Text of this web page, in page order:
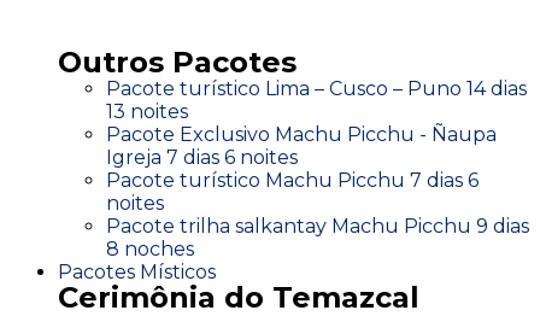
Outros Pacotes
Pacote turístico Lima – Cusco – Puno 14 dias
13 noites
Pacote Exclusivo Machu Picchu - Ñaupa
Igreja 7 dias 6 noites
Pacote turístico Machu Picchu 7 dias 6
noites
Pacote trilha salkantay Machu Picchu 9 dias
8 noches
Pacotes Místicos
Cerimônia do Temazcal